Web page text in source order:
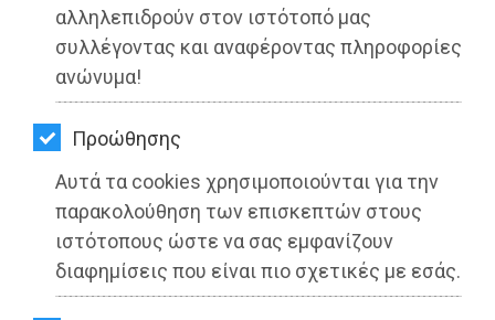
αλληλεπιδρούν στον ιστότοπό μας
συλλέγοντας και αναφέροντας πληροφορίες
ανώνυμα!
Προώθησης
Αυτά τα cookies χρησιμοποιούνται για την
παρακολούθηση των επισκεπτών στους
ιστότοπους ώστε να σας εμφανίζουν
διαφημίσεις που είναι πιο σχετικές με εσάς.
ΕΞΟΔΟΣ
ΠΕΡΙΒΑΛΛΟΝ
ΚΑΤΟΙΚΙΔΙΟ
ΑΓΓΕΛΙΕΣ
ΕΦΗΜΕΡΙΔΕΣ
OΔΗΓΟΣ
ΑΓΟΡΑΣ
Το μήνυμα του Περιφερειάρχη
Αττικής Γιώργου Πατούλη για την
Ημέρα μνήμης της Γενοκτονίας των
Ποντίων από τους Τούρκους
Διαβάστηκε 1465 φορές